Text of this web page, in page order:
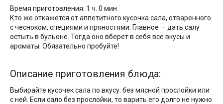
Время приготовления: 1 ч. 0 мин
Кто же откажется от аппетитного кусочка сала, отваренного
с чесноком, специями и пряностями. Главное — дать салу
остыть в бульоне. Тогда оно вберет в себя все вкусы и
ароматы. Обязательно пробуйте!
Описание приготовления блюда:
Выбирайте кусочек сала по вкусу: без мясной прослойки или
с ней. Если сало без прослойки, то варить его долго не нужно